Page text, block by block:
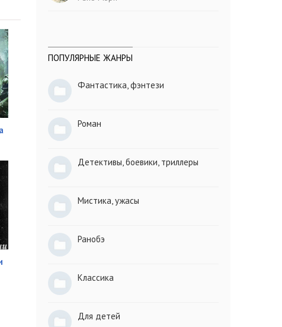
ПОПУЛЯРНЫЕ ЖАНРЫ
Фантастика, фэнтези
Роман
Детективы, боевики, триллеры
Мистика, ужасы
Ранобэ
Классика
Для детей